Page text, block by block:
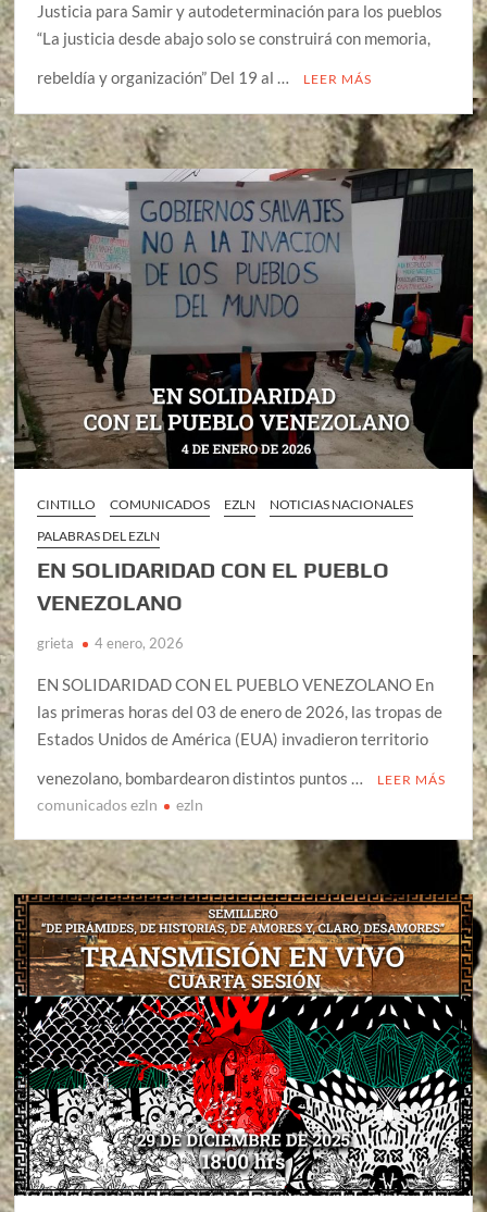
Justicia para Samir y autodeterminación para los pueblos
“La justicia desde abajo solo se construirá con memoria,
rebeldía y organización” Del 19 al …
LEER MÁS
CINTILLO COMUNICADOS EZLN
NOTICIAS NACIONALES
PALABRAS DEL EZLN
EN SOLIDARIDAD CON EL PUEBLO
VENEZOLANO
grieta 4 enero, 2026
EN SOLIDARIDAD CON EL PUEBLO VENEZOLANO En
las primeras horas del 03 de enero de 2026, las tropas de
Estados Unidos de América (EUA) invadieron territorio
venezolano, bombardearon distintos puntos …
LEER MÁS
comunicados ezln ezln